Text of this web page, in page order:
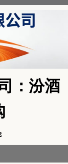
：汾酒